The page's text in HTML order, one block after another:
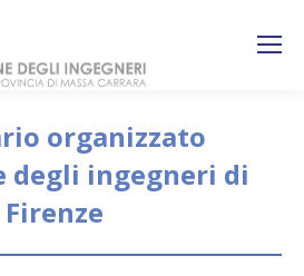
organizzato
degli ingegneri di
Firenze